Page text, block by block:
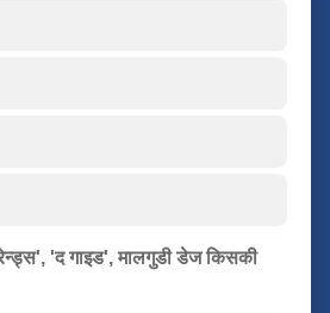
'द गाइड', मालगुडी डेज किसकी